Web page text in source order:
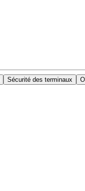
Sécurité des terminaux